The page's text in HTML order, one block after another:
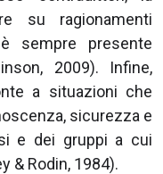
su ragionamenti
sempre presente
2009). Infine,
a situazioni che
sicurezza e
e dei gruppi a cui
& Rodin, 1984).